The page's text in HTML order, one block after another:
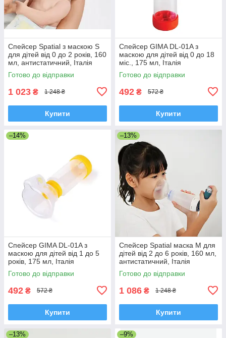
Спейсер Spatial з маскою S
для дітей від 0 до 2 років, 160
мл, антистатичний, Італія
Готово до відправки
1 023 ₴ 1 248 ₴
Купити
Спейсер GIMA DL-01A з
маскою для дітей від 0 до 18
міс., 175 мл, Італія
Готово до відправки
492 ₴ 572 ₴
Купити
–14%
Спейсер GIMA DL-01A з
маскою для дітей від 1 до 5
років, 175 мл, Італія
Готово до відправки
492 ₴ 572 ₴
Купити
–13%
Спейсер Spatial маска М для
дітей від 2 до 6 років, 160 мл,
антистатичний, Італія
Готово до відправки
1 086 ₴ 1 248 ₴
Купити
–13% –9%